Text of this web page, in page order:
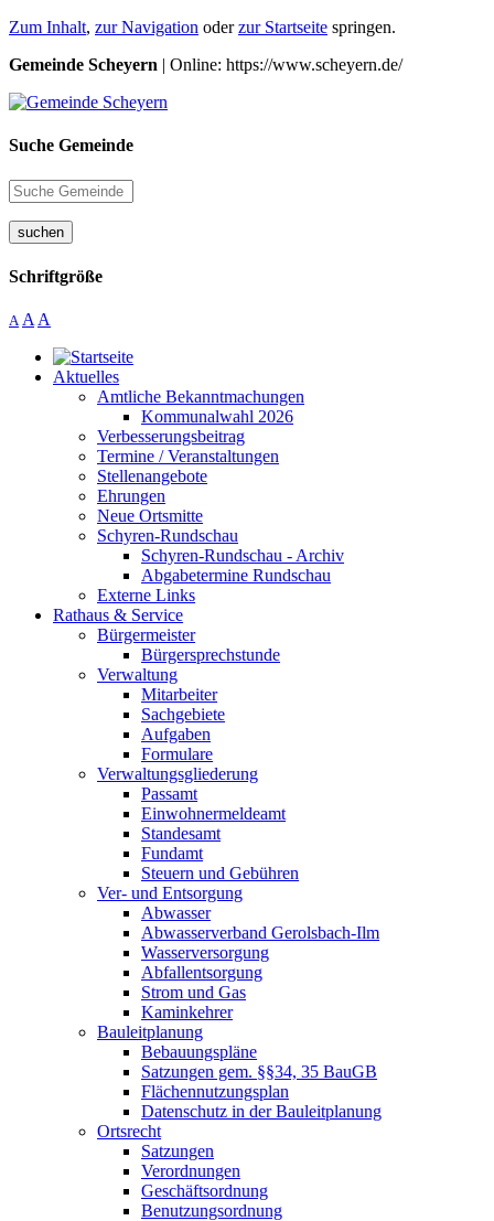
Zum Inhalt, zur Navigation oderzur Startseite springen.
Gemeinde Scheyern | Online: https://www.scheyern.de/
Suche Gemeinde
suchen
Schriftgröße
A A A
Aktuelles
Amtliche Bekanntmachungen
Kommunalwahl 2026
Verbesserungsbeitrag
Termine / Veranstaltungen
Stellenangebote
Ehrungen
Neue Ortsmitte
Schyren-Rundschau
Schyren-Rundschau - Archiv
Abgabetermine Rundschau
Externe Links
Rathaus & Service
Bürgermeister
Bürgersprechstunde
Verwaltung
Mitarbeiter
Sachgebiete
Aufgaben
Formulare
Verwaltungsgliederung
Passamt
Einwohnermeldeamt
Standesamt
Fundamt
Steuern und Gebühren
Ver- und Entsorgung
Abwasser
Abwasserverband Gerolsbach-Ilm
Wasserversorgung
Abfallentsorgung
Strom und Gas
Kaminkehrer
Bauleitplanung
Bebauungspläne
Satzungen gem. §§34, 35 BauGB
Flächennutzungsplan
Datenschutz in der Bauleitplanung
Ortsrecht
Satzungen
Verordnungen
Geschäftsordnung
Benutzungsordnung